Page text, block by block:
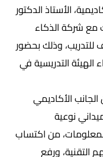
الأستاذ الدكتور
مع شركة الذكاء
للتدريب، وذلك بحضور
التدريسية في
الأكاديمي
نوعية
من اكتساب
التقنية، ورفع